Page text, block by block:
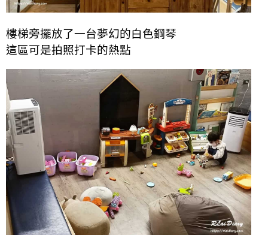
樓梯旁擺放了一台夢幻的白色鋼琴
這區可是拍照打卡的熱點